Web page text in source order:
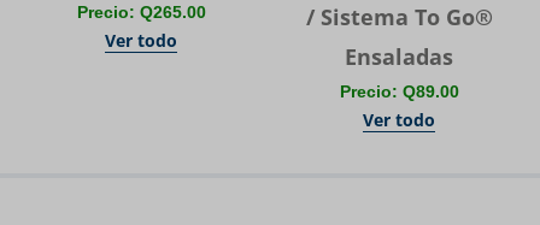
Precio: Q265.00
Ver todo
/ Sistema To Go®
Ensaladas
Precio: Q89.00
Ver todo